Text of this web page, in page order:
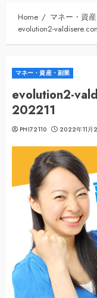
Home
マネー・資
evolution2-
マネー・資産・副業
evolution2-
202211
PHI72110 2022年11月